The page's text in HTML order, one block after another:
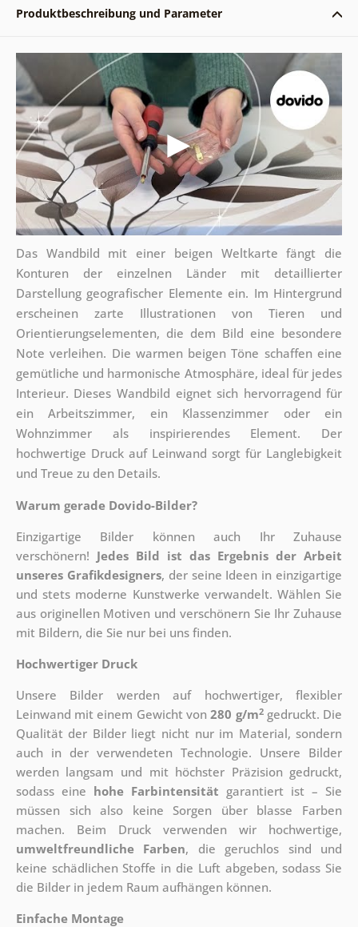
Produktbeschreibung und Parameter
Das Wandbild mit einer beigen Weltkarte fängt die
Konturen der einzelnen Länder mit detaillierter
Darstellung geografischer Elemente ein. Im Hintergrund
erscheinen zarte Illustrationen von Tieren und
Orientierungselementen, die dem Bild eine besondere
Note verleihen. Die warmen beigen Töne schaffen eine
gemütliche und harmonische Atmosphäre, ideal für jedes
Interieur. Dieses Wandbild eignet sich hervorragend für
ein Arbeitszimmer, ein Klassenzimmer oder ein
Wohnzimmer als inspirierendes Element. Der
hochwertige Druck auf Leinwand sorgt für Langlebigkeit
und Treue zu den Details.
Warum gerade Dovido-Bilder?
Einzigartige Bilder können auch Ihr Zuhause
verschönern! Jedes Bild ist das Ergebnis der Arbeit
unseres Grafikdesigners, der seine Ideen in einzigartige
und stets moderne Kunstwerke verwandelt. Wählen Sie
aus originellen Motiven und verschönern Sie Ihr Zuhause
mit Bildern, die Sie nur bei uns finden.
Hochwertiger Druck
Unsere Bilder werden auf hochwertiger, flexibler
Leinwand mit einem Gewicht von280 g/m2gedruckt. Die
Qualität der Bilder liegt nicht nur im Material, sondern
auch in der verwendeten Technologie. Unsere Bilder
werden langsam und mit höchster Präzision gedruckt,
sodass eine hohe Farbintensität garantiert ist – Sie
müssen sich also keine Sorgen über blasse Farben
machen. Beim Druck verwenden wir hochwertige,
umweltfreundliche Farben, die geruchlos sind und
keine schädlichen Stoffe in die Luft abgeben, sodass Sie
die Bilder in jedem Raum aufhängen können.
Einfache Montage